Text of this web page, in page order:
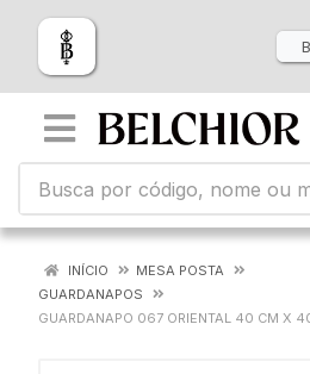
INÍCIO
MESA POSTA
GUARDANAPOS
GUARDANAPO 067 ORIENTAL 40 CM X